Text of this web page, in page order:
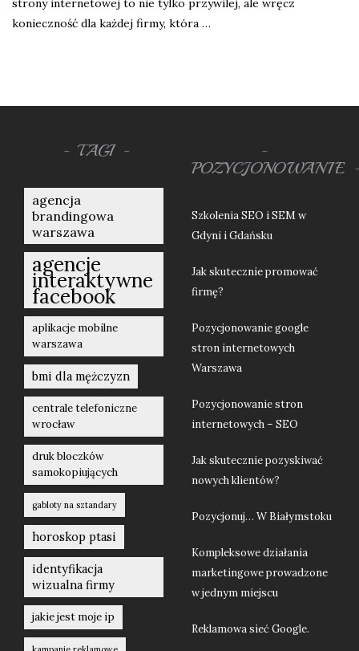
strony internetowej to nie tylko przywilej, ale wręcz
konieczność dla każdej firmy, która …
TAGI
agencja
brandingowa
warszawa
agencje
interaktywne
facebook
aplikacje mobilne
warszawa
bmi dla mężczyzn
centrale telefoniczne
wrocław
druk bloczków
samokopiujących
gabloty na sztandary
horoskop ptasi
identyfikacja
wizualna firmy
jakie jest moje ip
POZYCJONOWANIE
Szkolenia SEO i SEM w
Gdyni i Gdańsku
Jak skutecznie promować
firmę?
Pozycjonowanie google
stron internetowych
Warszawa
Pozycjonowanie stron
internetowych – SEO
Jak skutecznie pozyskiwać
nowych klientów?
Pozycjonuj… W Białymstoku
Kompleksowe działania
marketingowe prowadzone
w jednym miejscu
Reklamowa sieć Google.